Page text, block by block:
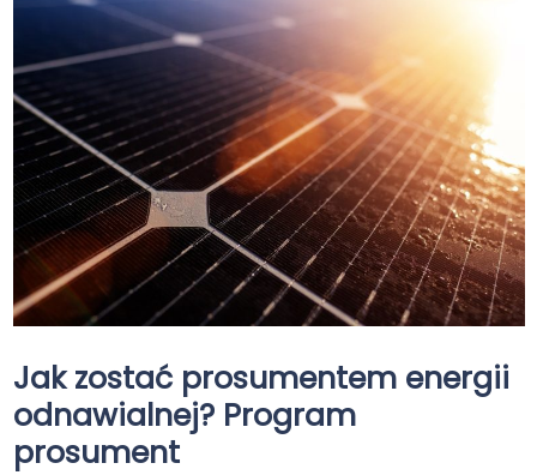
Jak zostać prosumentem energii
odnawialnej? Program
prosument